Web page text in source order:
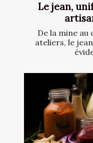
Le jean,
De la mine au
ateliers, le